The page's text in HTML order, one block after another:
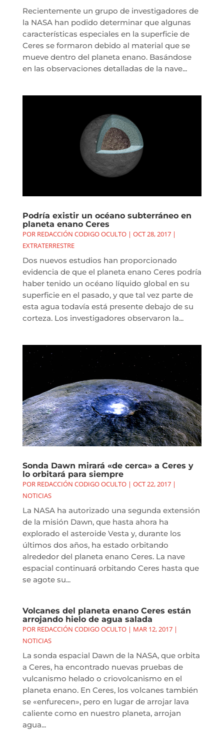
Recientemente un grupo de investigadores de
la NASA han podido determinar que algunas
características especiales en la superficie de
Ceres se formaron debido al material que se
mueve dentro del planeta enano. Basándose
en las observaciones detalladas de la nave...
Podría existir un océano subterráneo en
planeta enano Ceres
POR REDACCIÓN CODIGO OCULTO| OCT 28, 2017|
EXTRATERRESTRE
Dos nuevos estudios han proporcionado
evidencia de que el planeta enano Ceres podría
haber tenido un océano líquido global en su
superficie en el pasado, y que tal vez parte de
esta agua todavía está presente debajo de su
corteza. Los investigadores observaron la...
Sonda Dawn mirará «de cerca» a Ceres y
lo orbitará para siempre
POR REDACCIÓN CODIGO OCULTO| OCT 22, 2017|
NOTICIAS
La NASA ha autorizado una segunda extensión
de la misión Dawn, que hasta ahora ha
explorado el asteroide Vesta y, durante los
últimos dos años, ha estado orbitando
alrededor del planeta enano Ceres. La nave
espacial continuará orbitando Ceres hasta que
se agote su...
Volcanes del planeta enano Ceres están
arrojando hielo de agua salada
POR REDACCIÓN CODIGO OCULTO| MAR 12, 2017|
NOTICIAS
La sonda espacial Dawn de la NASA, que orbita
a Ceres, ha encontrado nuevas pruebas de
vulcanismo helado o criovolcanismo en el
planeta enano. En Ceres, los volcanes también
se «enfurecen», pero en lugar de arrojar lava
caliente como en nuestro planeta, arrojan
agua...